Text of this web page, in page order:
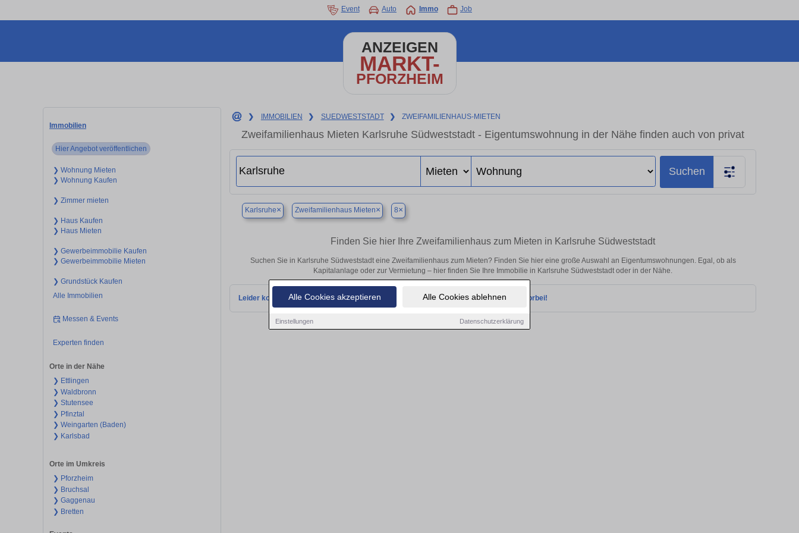
Alle Cookies akzeptieren Alle Cookies ablehnen
Einstellungen Datenschutzerklärung
Event Auto Immo Job
ANZEIGEN
MARKT-
PFORZHEIM
Immobilien
Hier Angebot veröffentlichen
❯ Wohnung Mieten
❯ Wohnung Kaufen
❯ Zimmer mieten
❯ Haus Kaufen
❯ Haus Mieten
❯ Gewerbeimmobilie Kaufen
❯ Gewerbeimmobilie Mieten
❯ Grundstück Kaufen
Alle Immobilien
Messen & Events
Experten finden
Orte in der Nähe
❯ Ettlingen
❯ Waldbronn
❯ Stutensee
❯ Pfinztal
❯ Weingarten (Baden)
❯ Karlsbad
Orte im Umkreis
❯ Pforzheim
❯ Bruchsal
❯ Gaggenau
❯ Bretten
❯ IMMOBILIEN ❯ SUEDWESTSTADT ❯ ZWEIFAMILIENHAUS-MIETEN
Zweifamilienhaus Mieten Karlsruhe Südweststadt - Eigentumswohnung in der Nähe finden auch von privat
Suchen
Karlsruhe× Zweifamilienhaus Mieten× 8×
Finden Sie hier Ihre Zweifamilienhaus zum Mieten in Karlsruhe Südweststadt
Suchen Sie in Karlsruhe Südweststadt eine Zweifamilienhaus zum Mieten? Finden Sie hier eine große Auswahl an Eigentumswohnungen. Egal, ob als
Kapitalanlage oder zur Vermietung – hier finden Sie Ihre Immobilie in Karlsruhe Südweststadt oder in der Nähe.
Leider konnten wir derzeit keine passenden Objekte finden. Schauen Sie bald wieder vorbei!